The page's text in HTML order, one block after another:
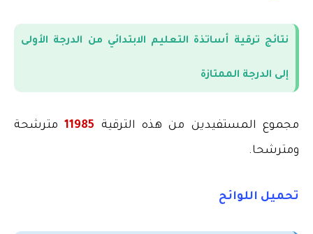
نتائج ترقية أساتذة التعليم الابتدائي من الدرجة الأولى
إلى الدرجة الممتازة
مجموع المستفيدين من هذه الترقية 11985مترشحة
ومترشحا.
تحميل اللوائح